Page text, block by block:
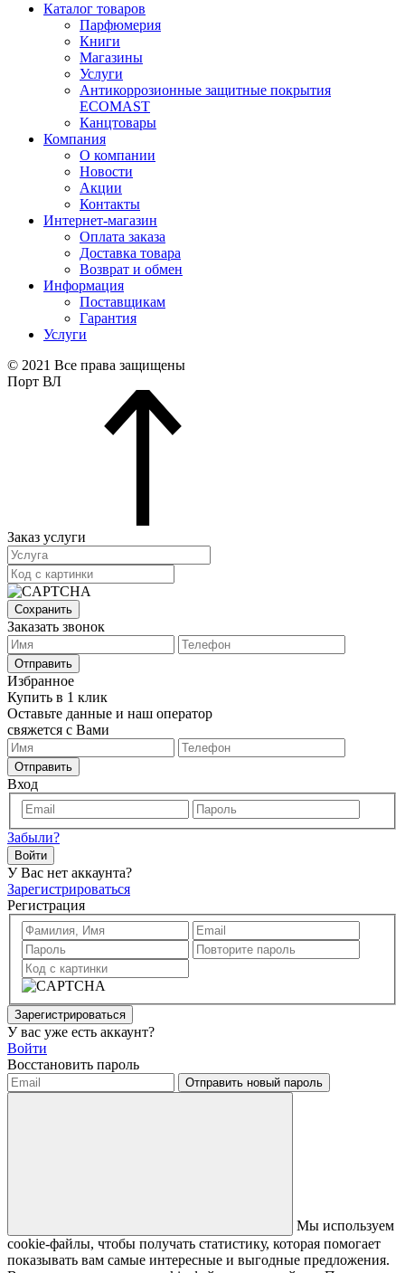
Каталог товаров
Парфюмерия
Книги
Магазины
Услуги
Антикоррозионные защитные покрытия
ECOMAST
Канцтовары
Компания
О компании
Новости
Акции
Контакты
Интернет-магазин
Оплата заказа
Доставка товара
Возврат и обмен
Информация
Поставщикам
Гарантия
Услуги
© 2021 Все права защищены
Порт ВЛ
Заказ услуги
Сохранить
Заказать звонок
Отправить
Избранное
Купить в 1 клик
Оставьте данные и наш оператор
свяжется с Вами
Отправить
Вход
Забыли?
Войти
У Вас нет аккаунта?
Зарегистрироваться
Регистрация
Зарегистрироваться
У вас уже есть аккаунт?
Войти
Восстановить пароль
Отправить новый пароль
Мы используем
cookie-файлы, чтобы получать статистику, которая помогает
показывать вам самые интересные и выгодные предложения.